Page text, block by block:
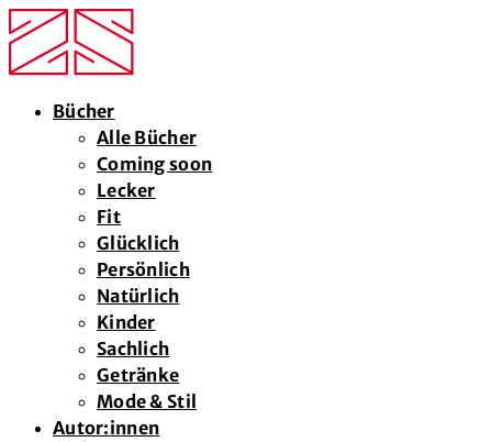
Bücher
Alle Bücher
Coming soon
Lecker
Fit
Glücklich
Persönlich
Natürlich
Kinder
Sachlich
Getränke
Mode & Stil
Autor:innen